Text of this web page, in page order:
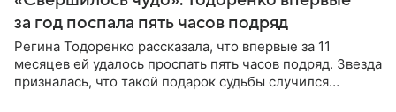
за год поспала пять часов подряд
Регина Тодоренко рассказала, что впервые за 11
месяцев ей удалось проспать пять часов подряд. Звезда
призналась, что такой подарок судьбы случился